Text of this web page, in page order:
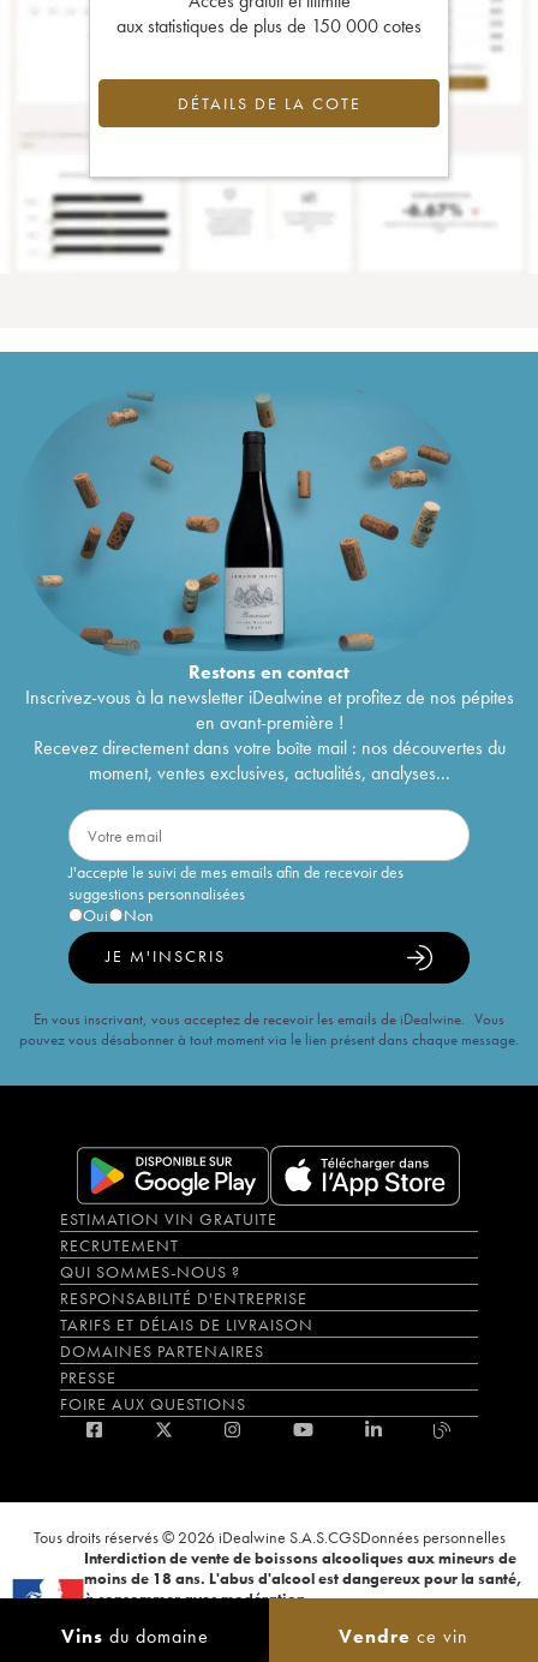
Vins du domaine Vendre ce vin
aux statistiques de plus de 150 000 cotes
DÉTAILS DE LA COTE
Restons encontact
Inscrivez-vous à la newsletter iDealwine et profitez de nos pépites
en avant-première !
Recevez directement dans votre boîte mail : nos découvertes du
moment, ventes exclusives, actualités, analyses...
J'accepte le suivi de mes emails afin de recevoir des
suggestions personnalisées
Oui
Non
JE M'INSCRIS
En vous inscrivant, vous acceptez de recevoir les emails de iDealwine. Vous
pouvez vous désabonner à tout moment via le lien présent dans chaque message.
ESTIMATION VIN GRATUITE
RECRUTEMENT
QUI SOMMES-NOUS ?
RESPONSABILITÉ D'ENTREPRISE
TARIFS ET DÉLAIS DE LIVRAISON
DOMAINES PARTENAIRES
PRESSE
FOIRE AUX QUESTIONS
Tous droits réservés © 2026 iDealwine S.A.S.CGSDonnées personnelles
Interdiction de vente de boissons alcooliques aux mineurs de
moins de 18 ans. L'abus d'alcool est dangereux pour la santé,
à consommer avec modération.
ligne. CODE DE LA SANTÉ PUBLIQUE, ART.L.3342-1 et L.3353-3